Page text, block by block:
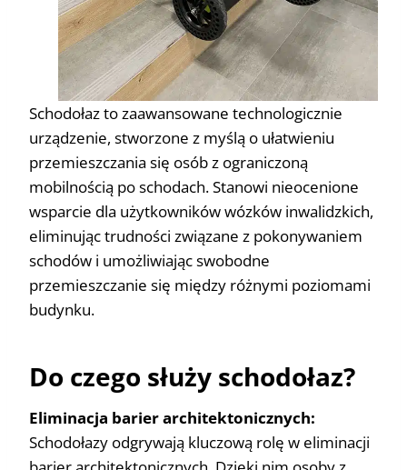
Schodołaz to zaawansowane technologicznie
urządzenie, stworzone z myślą o ułatwieniu
przemieszczania się osób z ograniczoną
mobilnością po schodach. Stanowi nieocenione
wsparcie dla użytkowników wózków inwalidzkich,
eliminując trudności związane z pokonywaniem
schodów i umożliwiając swobodne
przemieszczanie się między różnymi poziomami
budynku.
Do czego służy schodołaz?
Eliminacja barier architektonicznych:
Schodołazy odgrywają kluczową rolę w eliminacji